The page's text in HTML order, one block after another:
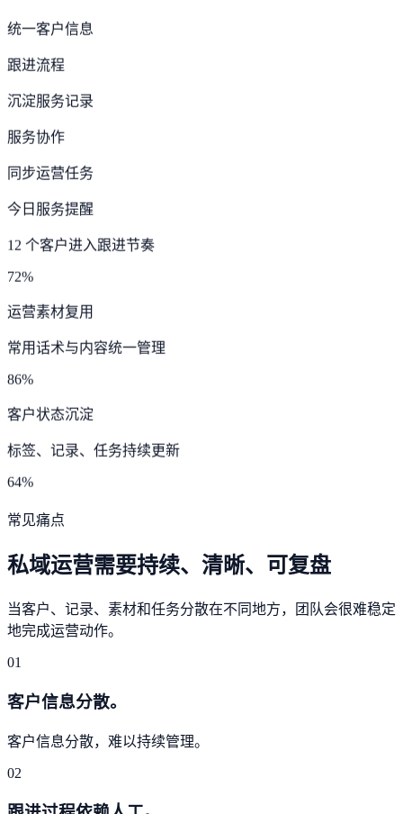
统一客户信息
跟进流程
沉淀服务记录
服务协作
同步运营任务
今日服务提醒
12 个客户进入跟进节奏
72%
运营素材复用
常用话术与内容统一管理
86%
客户状态沉淀
标签、记录、任务持续更新
64%
常见痛点
私域运营需要持续、清晰、可复盘
当客户、记录、素材和任务分散在不同地方，团队会很难稳定
地完成运营动作。
01
客户信息分散。
客户信息分散，难以持续管理。
02